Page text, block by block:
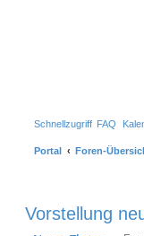
Schnellzugriff FAQ
Portal Foren-
Vorstellung